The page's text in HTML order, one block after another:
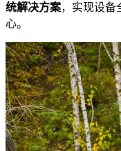
统解决方案，实现设备
心。